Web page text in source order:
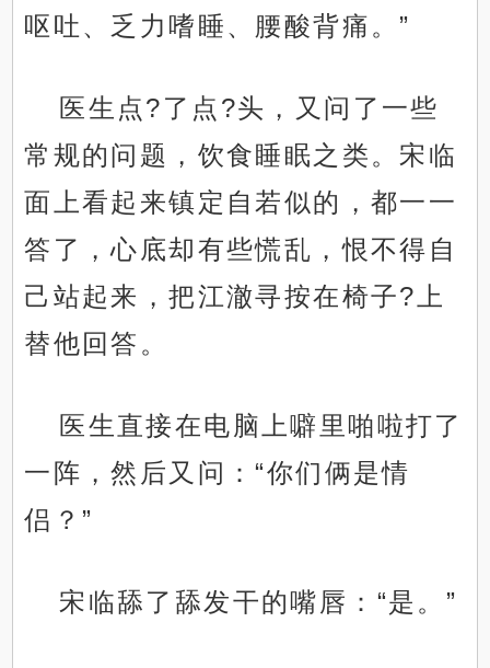
呕吐、乏力嗜睡、腰酸背痛。”
医生点?了点?头，又问了一些
常规的问题，饮食睡眠之类。宋临
面上看起来镇定自若似的，都一一
答了，心底却有些慌乱，恨不得自
己站起来，把江澈寻按在椅子?上
替他回答。
医生直接在电脑上噼里啪啦打了
一阵，然后又问：“你们俩是情
侣？”
宋临舔了舔发干的嘴唇：“是。”